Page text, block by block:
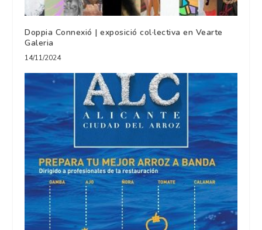
Doppia Connexió | exposició col·lectiva en Vearte
Galeria
14/11/2024